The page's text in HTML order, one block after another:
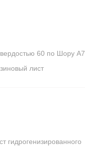
60 по Шору А
лист
гидрогенизированного